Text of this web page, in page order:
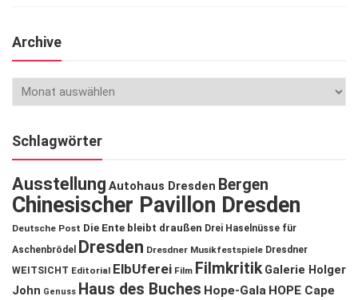
Archive
Schlagwörter
Ausstellung Autohaus Dresden Bergen
Chinesischer Pavillon Dresden
Deutsche Post Die Ente bleibt draußen Drei Haselnüsse für
Aschenbrödel
Dresden Dresdner Musikfestspiele Dresdner
WEITSICHT Editorial ElbUferei Film Filmkritik Galerie Holger
John Genuss Haus des Buches Hope-Gala HOPE Cape